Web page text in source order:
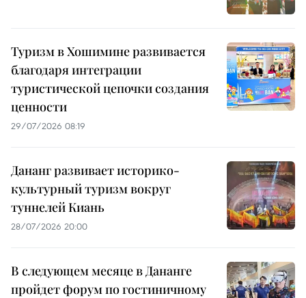
Туризм в Хошимине развивается
благодаря интеграции
туристической цепочки создания
ценности
29/07/2026 08:19
Дананг развивает историко-
культурный туризм вокруг
туннелей Киань
28/07/2026 20:00
В следующем месяце в Дананге
пройдет форум по гостиничному